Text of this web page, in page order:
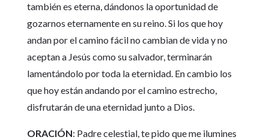
también es eterna, dándonos la oportunidad de
gozarnos eternamente en su reino. Si los que hoy
andan por el camino fácil no cambian de vida y no
aceptan a Jesús como su salvador, terminarán
lamentándolo por toda la eternidad. En cambio los
que hoy están andando por el camino estrecho,
disfrutarán de una eternidad junto a Dios.
ORACIÓN: Padre celestial, te pido que me ilumines